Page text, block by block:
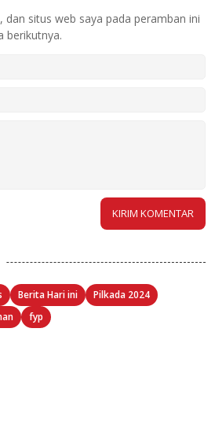
dan situs web saya pada peramban ini
berikutnya.
Berita Hari ini
Pilkada 2024
fyp